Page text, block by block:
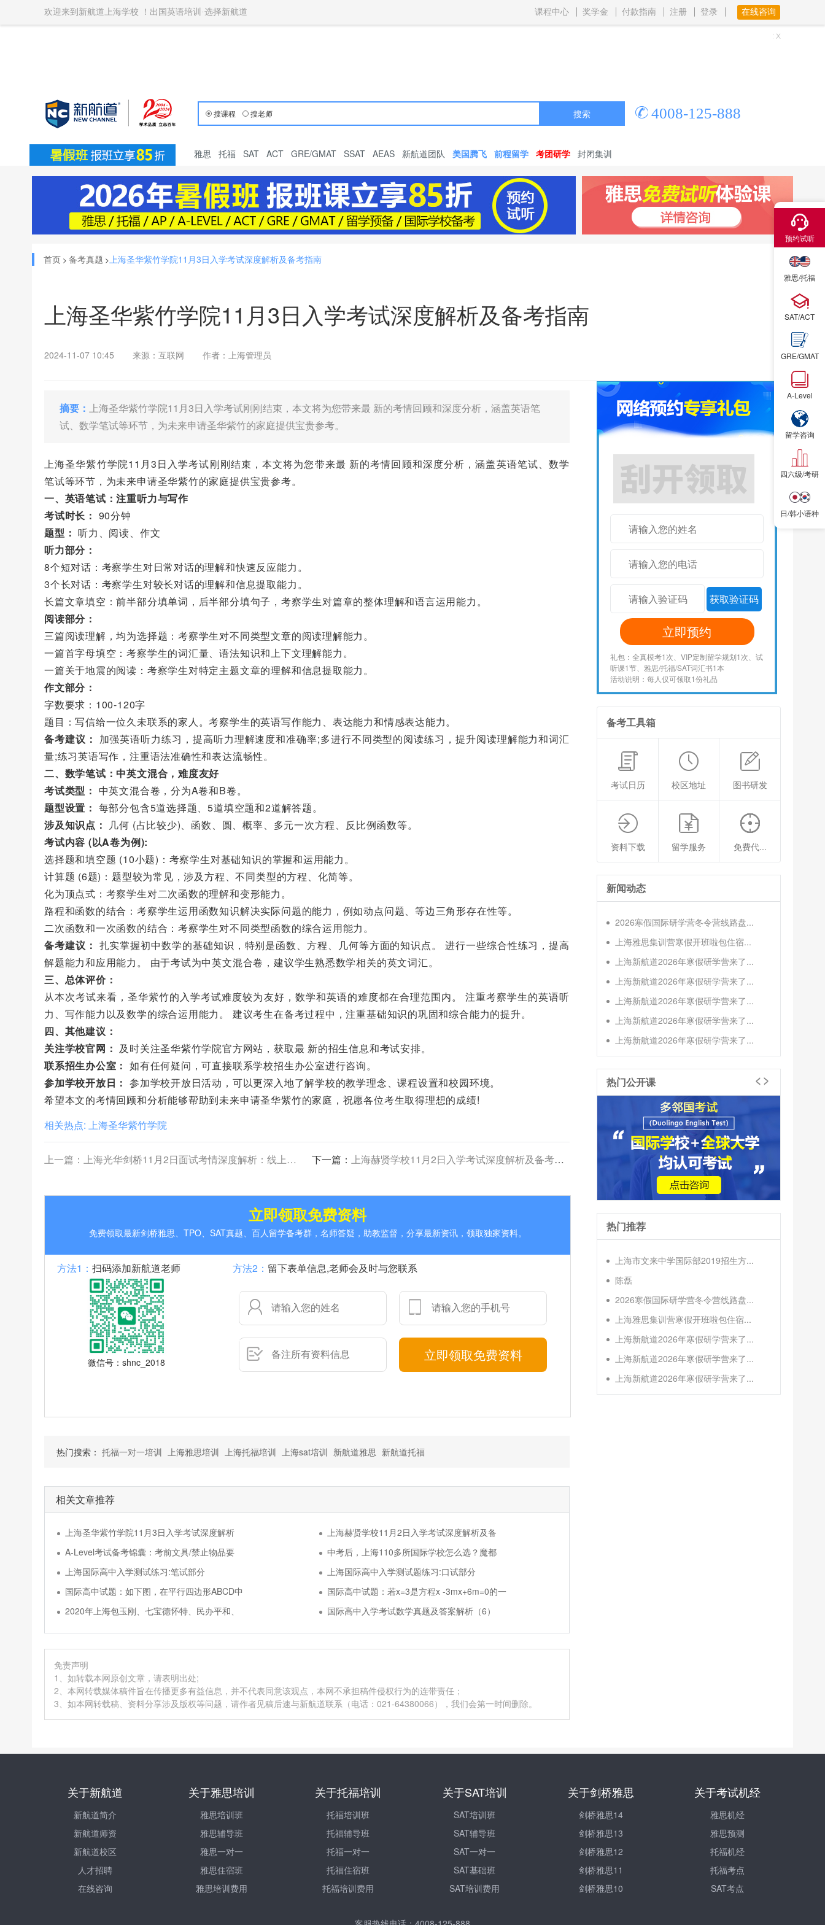
欢迎来到新航道上海学校 ！出国英语培训·选择新航道 课程中心 奖学金 付款指南 注册 登录 在线咨询
搜课程 搜老师 搜索 4008-125-888
雅思 托福 SAT ACT GRE/GMAT SSAT AEAS 新航道团队 美国腾飞 前程留学 考团研学 封闭集训
首页 > 备考真题 >上海圣华紫竹学院11月3日入学考试深度解析及备考指南
上海圣华紫竹学院11月3日入学考试深度解析及备考指南
2024-11-07 10:45 来源：互联网 作者：上海管理员
摘要： 上海圣华紫竹学院11月3日入学考试刚刚结束，本文将为您带来最 新的考情回顾和深度分析，涵盖英语笔
试、数学笔试等环节，为未来申请圣华紫竹的家庭提供宝贵参考。
上海圣华紫竹学院11月3日入学考试刚刚结束，本文将为您带来最 新的考情回顾和深度分析，涵盖英语笔试、数学
笔试等环节，为未来申请圣华紫竹的家庭提供宝贵参考。
一、英语笔试：注重听力与写作
考试时长： 90分钟
题型： 听力、阅读、作文
听力部分：
8个短对话：考察学生对日常对话的理解和快速反应能力。
3个长对话：考察学生对较长对话的理解和信息提取能力。
长篇文章填空：前半部分填单词，后半部分填句子，考察学生对篇章的整体理解和语言运用能力。
阅读部分：
三篇阅读理解，均为选择题：考察学生对不同类型文章的阅读理解能力。
一篇首字母填空：考察学生的词汇量、语法知识和上下文理解能力。
一篇关于地震的阅读：考察学生对特定主题文章的理解和信息提取能力。
作文部分：
字数要求：100-120字
题目：写信给一位久未联系的家人。考察学生的英语写作能力、表达能力和情感表达能力。
备考建议： 加强英语听力练习，提高听力理解速度和准确率;多进行不同类型的阅读练习，提升阅读理解能力和词汇
量;练习英语写作，注重语法准确性和表达流畅性。
二、数学笔试：中英文混合，难度友好
考试类型： 中英文混合卷，分为A卷和B卷。
题型设置： 每部分包含5道选择题、5道填空题和2道解答题。
涉及知识点： 几何 (占比较少)、函数、圆、概率、多元一次方程、反比例函数等。
考试内容 (以A卷为例):
选择题和填空题 (10小题)：考察学生对基础知识的掌握和运用能力。
计算题 (6题)：题型较为常见，涉及方程、不同类型的方程、化简等。
化为顶点式：考察学生对二次函数的理解和变形能力。
路程和函数的结合：考察学生运用函数知识解决实际问题的能力，例如动点问题、等边三角形存在性等。
二次函数和一次函数的结合：考察学生对不同类型函数的综合运用能力。
备考建议： 扎实掌握初中数学的基础知识，特别是函数、方程、几何等方面的知识点。 进行一些综合性练习，提高
解题能力和应用能力。 由于考试为中英文混合卷，建议学生熟悉数学相关的英文词汇。
三、总体评价：
从本次考试来看，圣华紫竹的入学考试难度较为友好，数学和英语的难度都在合理范围内。 注重考察学生的英语听
力、写作能力以及数学的综合运用能力。 建议考生在备考过程中，注重基础知识的巩固和综合能力的提升。
四、其他建议：
关注学校官网： 及时关注圣华紫竹学院官方网站，获取最 新的招生信息和考试安排。
联系招生办公室： 如有任何疑问，可直接联系学校招生办公室进行咨询。
参加学校开放日： 参加学校开放日活动，可以更深入地了解学校的教学理念、课程设置和校园环境。
希望本文的考情回顾和分析能够帮助到未来申请圣华紫竹的家庭，祝愿各位考生取得理想的成绩!
相关热点: 上海圣华紫竹学院
上一篇： 上海光华剑桥11月2日面试考情深度解析：线上考核，展现个人魅力 下一篇： 上海赫贤学校11月2日入学考试深度解析及备考指南
立即领取免费资料
免费领取最新剑桥雅思、TPO、SAT真题、百人留学备考群，名师答疑，助教监督，分享最新资讯，领取独家资料。
方法1： 扫码添加新航道老师
微信号：shnc_2018
方法2： 留下表单信息,老师会及时与您联系
立即领取免费资料
热门搜索： 托福一对一培训 上海雅思培训 上海托福培训 上海sat培训 新航道雅思 新航道托福
相关文章推荐
上海圣华紫竹学院11月3日入学考试深度解析
上海赫贤学校11月2日入学考试深度解析及备
A-Level考试备考锦囊：考前文具/禁止物品要
中考后，上海110多所国际学校怎么选？魔都
上海国际高中入学测试练习:笔试部分
上海国际高中入学测试题练习:口试部分
国际高中试题：如下图，在平行四边形ABCD中
国际高中试题：若x=3是方程x -3mx+6m=0的一
2020年上海包玉刚、七宝德怀特、民办平和、
国际高中入学考试数学真题及答案解析（6）
免责声明
1、如转载本网原创文章，请表明出处;
2、本网转载媒体稿件旨在传播更多有益信息，并不代表同意该观点，本网不承担稿件侵权行为的连带责任；
3、如本网转载稿、资料分享涉及版权等问题，请作者见稿后速与新航道联系（电话：021-64380066），我们会第一时间删除。
雅思/托福/SAT词汇书1本
获取验证码
立即预约
礼包：全真模考1次、VIP定制留学规划1次、试
听课1节、雅思/托福/SAT词汇书1本
活动说明：每人仅可领取1份礼品
备考工具箱
考试日历 校区地址 图书研发
资料下载 留学服务 免费代...
新闻动态
2026寒假国际研学营冬令营线路盘...
上海雅思集训营寒假开班啦包住宿...
上海新航道2026年寒假研学营来了...
上海新航道2026年寒假研学营来了...
上海新航道2026年寒假研学营来了...
上海新航道2026年寒假研学营来了...
上海新航道2026年寒假研学营来了...
热门公开课
热门推荐
上海市文来中学国际部2019招生方...
陈磊
2026寒假国际研学营冬令营线路盘...
上海雅思集训营寒假开班啦包住宿...
上海新航道2026年寒假研学营来了...
上海新航道2026年寒假研学营来了...
上海新航道2026年寒假研学营来了...
关于新航道
新航道简介
新航道师资
新航道校区
人才招聘
在线咨询
关于雅思培训
雅思培训班
雅思辅导班
雅思一对一
雅思住宿班
雅思培训费用
关于托福培训
托福培训班
托福辅导班
托福一对一
托福住宿班
托福培训费用
关于SAT培训
SAT培训班
SAT辅导班
SAT一对一
SAT基础班
SAT培训费用
关于剑桥雅思
剑桥雅思14
剑桥雅思13
剑桥雅思12
剑桥雅思11
剑桥雅思10
关于考试机经
雅思机经
雅思预测
托福机经
托福考点
SAT考点
忘记密码?
请勿将帐号信息提供给他人/机构
预约试听
雅思/托福
SAT/ACT
GRE/GMAT
A-Level
留学咨询
四六级/考研
日/韩小语种
×